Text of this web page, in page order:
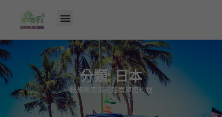
分類: 日本
服務最完善的越南旅遊行程